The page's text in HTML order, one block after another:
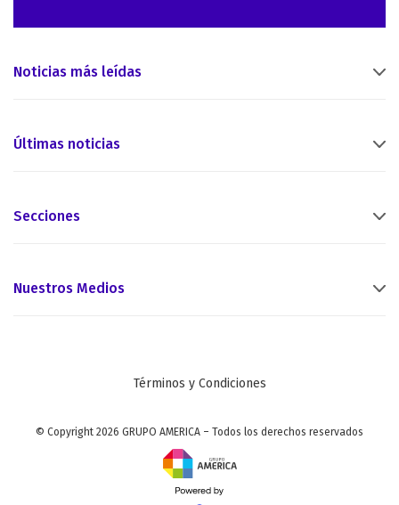
Noticias más leídas
Últimas noticias
Secciones
Nuestros Medios
Términos y Condiciones
© Copyright 2026 GRUPO AMERICA – Todos los derechos reservados